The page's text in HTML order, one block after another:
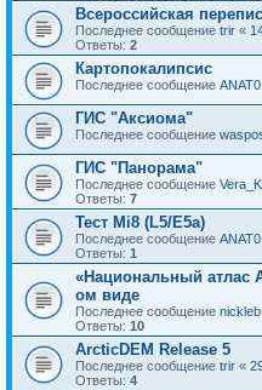
Всероссийская
Последнее сообщение trir «
Ответы: 2
Картопокалипсис
Последнее сообщение
ГИС "Аксиома"
Последнее сообщение
ГИС "Панорама"
Последнее сообщение
Ответы: 7
Тест Mi8 (L5/E5a)
Последнее сообщение
Ответы: 1
«Национальный атлас
ом виде
Последнее сообщение nickleb
Ответы: 10
ArcticDEM Release 5
Последнее сообщение trir «
Ответы: 4